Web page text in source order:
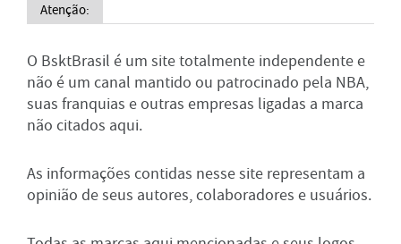
Atenção:
O BsktBrasil é um site totalmente independente e
não é um canal mantido ou patrocinado pela NBA,
suas franquias e outras empresas ligadas a marca
não citados aqui.
As informações contidas nesse site representam a
opinião de seus autores, colaboradores e usuários.